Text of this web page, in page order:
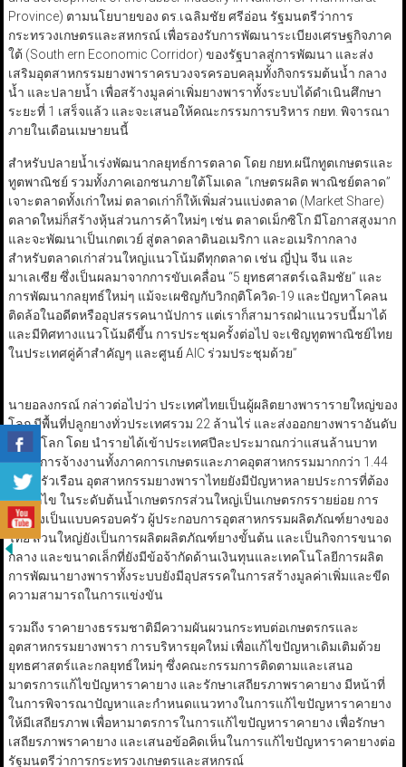
Province) ตามนโยบายของ ดร.เฉลิมชัย ศรีอ่อน รัฐมนตรีว่าการ
กระทรวงเกษตรและสหกรณ์ เพื่อรองรับการพัฒนาระเบียงเศรษฐกิจภาค
ใต้ (South ern Economic Corridor) ของรัฐบาลสู่การพัฒนา และส่ง
เสริมอุตสาหกรรมยางพาราครบวงจรครอบคลุมทั้งกิจกรรมต้นน้ำ กลาง
น้ำ และปลายน้ำ เพื่อสร้างมูลค่าเพิ่มยางพาราทั้งระบบได้ดำเนินศึกษา
ระยะที่ 1 เสร็จแล้ว และจะเสนอให้คณะกรรมการบริหาร กยท. พิจารณา
ภายในเดือนเมษายนนี้
สำหรับปลายน้ำเร่งพัฒนากลยุทธ์การตลาด โดย กยท.ผนึกทูตเกษตรและ
ทูตพาณิชย์ รวมทั้งภาคเอกชนภายใต้โมเดล “เกษตรผลิต พาณิชย์ตลาด”
เจาะตลาดทั้งเก่าใหม่ ตลาดเก่าก็ให้เพิ่มส่วนแบ่งตลาด (Market Share)
ตลาดใหม่ก็สร้างหุ้นส่วนการค้าใหม่ๆ เช่น ตลาดเม็กซิโก มีโอกาสสูงมาก
และจะพัฒนาเป็นเกตเวย์ สู่ตลาดลาตินอเมริกา และอเมริกากลาง
สำหรับตลาดเก่าส่วนใหญ่แนวโน้มดีทุกตลาด เช่น ญี่ปุ่น จีน และ
มาเลเซีย ซึ่งเป็นผลมาจากการขับเคลื่อน “5 ยุทธศาสตร์เฉลิมชัย” และ
การพัฒนากลยุทธ์ใหม่ๆ แม้จะเผชิญกับวิกฤติโควิด-19 และปัญหาโคลน
ติดล้อในอดีตหรืออุปสรรคนานัปการ แต่เราก็สามารถฝ่าแนวรบนี้มาได้
และมีทิศทางแนวโน้มดีขึ้น การประชุมครั้งต่อไป จะเชิญทูตพาณิชย์ไทย
ในประเทศคู่ค้าสำคัญๆ และศูนย์ AIC ร่วมประชุมด้วย”
นายอลงกรณ์ กล่าวต่อไปว่า ประเทศไทยเป็นผู้ผลิตยางพารารายใหญ่ของ
โลก มีพื้นที่ปลูกยางทั่วประเทศรวม 22 ล้านไร่ และส่งออกยางพาราอันดับ
1 ของโลก โดย นำรายได้เข้าประเทศปีละประมาณกว่าแสนล้านบาท
และมีการจ้างงานทั้งภาคการเกษตรและภาคอุตสาหกรรมมากกว่า 1.44
ล้านครัวเรือน อุตสาหกรรมยางพาราไทยยังมีปัญหาหลายประการที่ต้อง
เร่งแก้ไข ในระดับต้นน้ำเกษตรกรส่วนใหญ่เป็นเกษตรกรรายย่อย การ
ผลิตยังเป็นแบบครอบครัว ผู้ประกอบการอุตสาหกรรมผลิตภัณฑ์ยางของ
ไทย ส่วนใหญ่ยังเป็นการผลิตผลิตภัณฑ์ยางขั้นต้น และเป็นกิจการขนาด
กลาง และขนาดเล็กที่ยังมีข้อจ้ากัดด้านเงินทุนและเทคโนโลยีการผลิต
การพัฒนายางพาราทั้งระบบยังมีอุปสรรคในการสร้างมูลค่าเพิ่มและขีด
ความสามารถในการแข่งขัน
รวมถึง ราคายางธรรมชาติมีความผันผวนกระทบต่อเกษตรกรและ
อุตสาหกรรมยางพารา การบริหารยุคใหม่ เพื่อแก้ไขปัญหาเดิมเติมด้วย
ยุทธศาสตร์และกลยุทธ์ใหม่ๆ ซึ่งคณะกรรมการติดตามและเสนอ
มาตรการแก้ไขปัญหาราคายาง และรักษาเสถียรภาพราคายาง มีหน้าที่
ในการพิจารณาปัญหาและกำหนดแนวทางในการแก้ไขปัญหาราคายาง
ให้มีเสถียรภาพ เพื่อหามาตรการในการแก้ไขปัญหาราคายาง เพื่อรักษา
เสถียรภาพราคายาง และเสนอข้อคิดเห็นในการแก้ไขปัญหาราคายางต่อ
รัฐมนตรีว่าการกระทรวงเกษตรและสหกรณ์